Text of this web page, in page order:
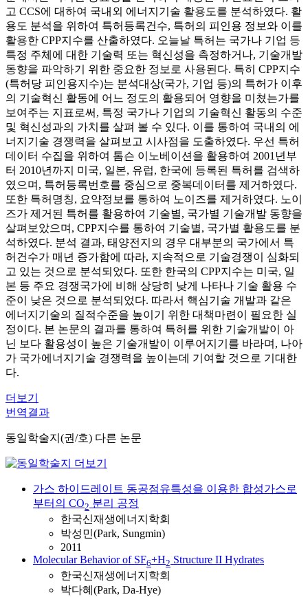
고 CCS에 대하여 국내외 에너지기술 활용도를 분석하였다. 활
용도 분석을 위하여 특허등록건수, 특허의 피인용 정보와 이를
활용한 CPP지수를 산출하였다. 오늘날 특허는 국가나 기업 등
특정 주체에 대한 기술력 또는 혁신성을 측정하거나, 기술개발
동향을 파악하기 위한 중요한 정보로 사용된다. 특히 CPP지수
(특허당 피인용지수)는 분석대상(국가, 기업 등)의 특허가 이후
의 기술혁신 활동에 어느 정도의 활용되어 영향을 미쳤는가를
보여주는 지표로써, 특정 국가나 기업의 기술혁신 활동의 수준
및 혁신성과의 가치를 살펴 볼 수 있다. 이를 통하여 국내의 에
너지기술 경쟁력을 살펴보고 시사점을 도출하였다. 우선 특허
데이터 수집을 위하여 톰슨 이노베이션을 활용하여 2001년부
터 2010년까지 미국, 일본, 유럽, 한국에 등록된 특허를 검색하
였으며, 특허등록번호를 중심으로 중복데이터를 제거하였다.
또한 특허명칭, 요약정보를 통하여 노이즈를 제거하였다. 노이
즈가 제거된 특허를 활용하여 기술별, 국가별 기술개발 동향을
살펴보았으며, CPP지수를 통하여 기술별, 국가별 활용도를 분
석하였다. 분석 결과, 태양전지의 경우 대부분의 국가에서 특
허건수가 매년 증가함에 따라, 지속적으로 기술경쟁이 심화되
고 있는 것으로 분석되었다. 또한 한국의 CPP지수는 미국, 일
본 등 주요 경쟁국가에 비해 상당히 낮게 나타나 기술 활용 수
준이 낮은 것으로 분석되었다. 따라서 핵심기술 개발과 같은
에너지기술의 질적수준을 높이기 위한 대책마련이 필요한 실
정이다. 본 논문의 결과를 통하여 특허를 위한 기술개발이 아
닌 보다 활용성이 높은 기술개발이 이루어지기를 바라며, 나아
가 국가에너지기술 경쟁력을 높이는데 기여할 것으로 기대한
다.
더보기
번역결과
동일학술지(권/호) 다른 논문
가스 하이드레이트 동공점유특성을 이용한 합성가스로
부터의 CO2 분리 공정
한국신재생에너지학회
박성민(Park, Sungmin)
2011
Molecular Behavior of SF6+H2 Structure II Hydrates
한국신재생에너지학회
박다혜(Park, Da-Hye)